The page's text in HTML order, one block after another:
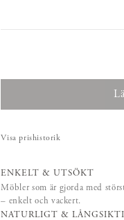
Visa prishistorik
ENKELT & UTSÖKT
Möbler som är gjorda med
– enkelt och vackert.
NATURLIGT &